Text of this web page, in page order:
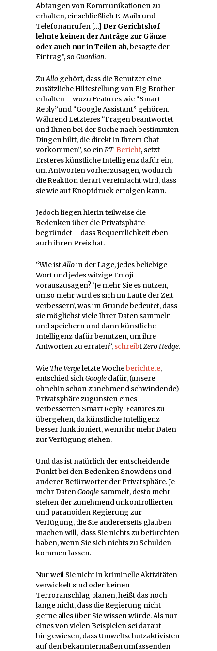
Abfangen von Kommunikationen zu
erhalten, einschließlich E-Mails und
Telefonanrufen […] Der Gerichtshof
lehnte keinen der Anträge zur Gänze
oder auch nur in Teilen ab, besagte der
Eintrag”, so Guardian.
Zu Allo gehört, dass die Benutzer eine
zusätzliche Hilfestellung von Big Brother
erhalten – wozu Features wie “Smart
Reply”und “Google Assistant” gehören.
Während Letzteres “Fragen beantwortet
und Ihnen bei der Suche nach bestimmten
Dingen hilft, die direkt in Ihrem Chat
vorkommen”, so ein RT-Bericht, setzt
Ersteres künstliche Intelligenz dafür ein,
um Antworten vorherzusagen, wodurch
die Reaktion derart vereinfacht wird, dass
sie wie auf Knopfdruck erfolgen kann.
Jedoch liegen hierin teilweise die
Bedenken über die Privatsphäre
begründet – dass Bequemlichkeit eben
auch ihren Preis hat.
“Wie istAlloin der Lage, jedes beliebige
Wort und jedes witzige Emoji
vorauszusagen? ‘Je mehr Sie es nutzen,
umso mehr wird es sich im Laufe der Zeit
verbessern’, was im Grunde bedeutet, dass
sie möglichst viele Ihrer Daten sammeln
und speichern und dann künstliche
Intelligenz dafür benutzen, um ihre
Antworten zu erraten”, schreibtZero Hedge.
Wie The Vergeletzte Wocheberichtete,
entschied sich Google dafür, (unsere
ohnehin schon zunehmend schwindende)
Privatsphäre zugunsten eines
verbesserten Smart Reply-Features zu
übergehen, da künstliche Intelligenz
besser funktioniert, wenn ihr mehr Daten
zur Verfügung stehen.
Und das ist natürlich der entscheidende
Punkt bei den Bedenken Snowdens und
anderer Befürworter der Privatsphäre. Je
mehr Daten Google sammelt, desto mehr
stehen der zunehmend unkontrollierten
und paranoiden Regierung zur
Verfügung, die Sie andererseits glauben
machen will, dass Sie nichts zu befürchten
haben, wenn Sie sich nichts zu Schulden
kommen lassen.
Nur weil Sie nicht in kriminelle Aktivitäten
verwickelt sind oder keinen
Terroranschlag planen, heißt das noch
lange nicht, dass die Regierung nicht
gerne alles über Sie wissen würde. Als nur
eines von vielen Beispielen sei darauf
hingewiesen, dass Umweltschutzaktivisten
auf den bekanntermaßen umfassenden